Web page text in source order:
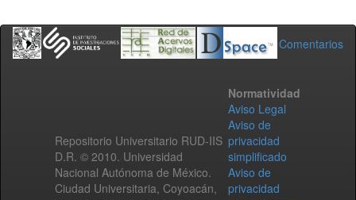
Comentarios
Repositorio Universitario RUD-IIS
D.R. © 2010. Universidad
Nacional Autónoma de México.
Ciudad Universitaria, Coyoacán,
Normatividad
Aviso Legal
Aviso de
privacidad
simplificado
Aviso de
privacidad